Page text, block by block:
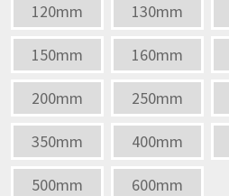
120mm 130mm
150mm 160mm
200mm 250mm
350mm 400mm
500mm 600mm